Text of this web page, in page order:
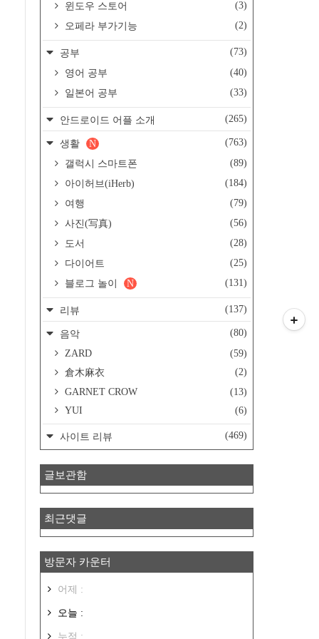
윈도우 스토어
(3)
오페라 부가기능
(2)
공부
(73)
영어 공부
(40)
일본어 공부
(33)
안드로이드 어플 소개 (265)
생활 (763)
N
갤럭시 스마트폰
(89)
아이허브(iHerb)
(184)
여행
(79)
사진(写真)
(56)
도서
(28)
다이어트
(25)
블로그 놀이
(131)
N
리뷰 (137)
음악
(80)
ZARD
(59)
倉木麻衣
(2)
GARNET CROW
(13)
YUI
(6)
사이트 리뷰 (469)
글보관함
최근댓글
방문자 카운터
어제 :
오늘 :
누적 :